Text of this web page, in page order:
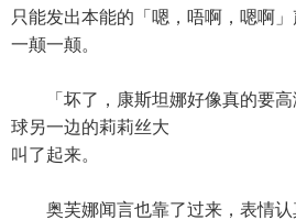
只能发出本能的「嗯，唔啊，嗯啊
一颠一颠。
「坏了，康斯坦娜好像真的要高
球另一边的莉莉丝大
叫了起来。
奥芙娜闻言也靠了过来，表情认